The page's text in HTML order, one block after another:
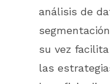
análisis de
su vez
las